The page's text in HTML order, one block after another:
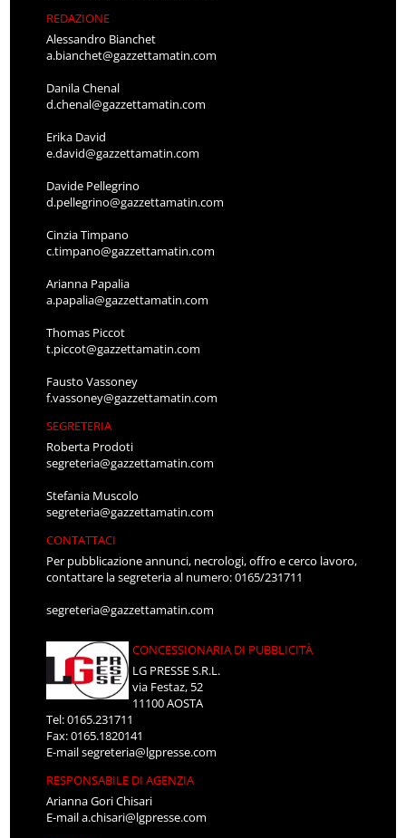
REDAZIONE
Alessandro Bianchet
a.bianchet@gazzettamatin.com
Danila Chenal
d.chenal@gazzettamatin.com
Erika David
e.david@gazzettamatin.com
Davide Pellegrino
d.pellegrino@gazzettamatin.com
Cinzia Timpano
c.timpano@gazzettamatin.com
Arianna Papalia
a.papalia@gazzettamatin.com
Thomas Piccot
t.piccot@gazzettamatin.com
Fausto Vassoney
f.vassoney@gazzettamatin.com
SEGRETERIA
Roberta Prodoti
segreteria@gazzettamatin.com
Stefania Muscolo
segreteria@gazzettamatin.com
CONTATTACI
Per pubblicazione annunci, necrologi, offro e cerco lavoro,
contattare la segreteria al numero: 0165/231711
segreteria@gazzettamatin.com
CONCESSIONARIA DI PUBBLICITÀ
LG PRESSE S.R.L.
via Festaz, 52
11100 AOSTA
Tel: 0165.231711
Fax: 0165.1820141
E-mailsegreteria@lgpresse.com
RESPONSABILE DI AGENZIA
Arianna Gori Chisari
E-maila.chisari@lgpresse.com